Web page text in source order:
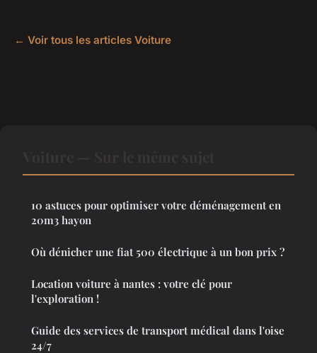
← Voir tous les articles Voiture
10 astuces pour optimiser votre déménagement en
20m3 hayon
Où dénicher une fiat 500 électrique à un bon prix ?
Location voiture à nantes : votre clé pour
l'exploration !
Guide des services de transport médical dans l'oise
24/7